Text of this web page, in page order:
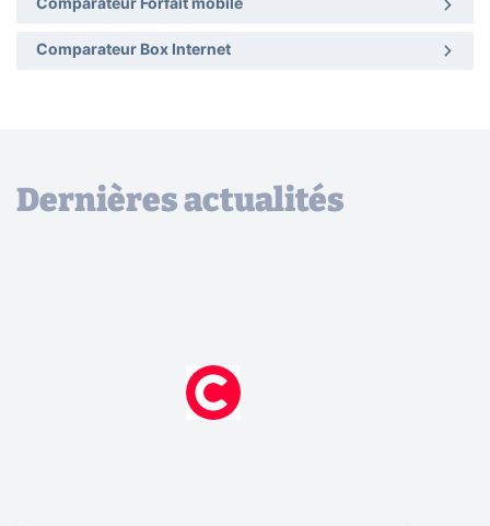
Comparateur Forfait mobile
Comparateur Box Internet
Dernières actualités